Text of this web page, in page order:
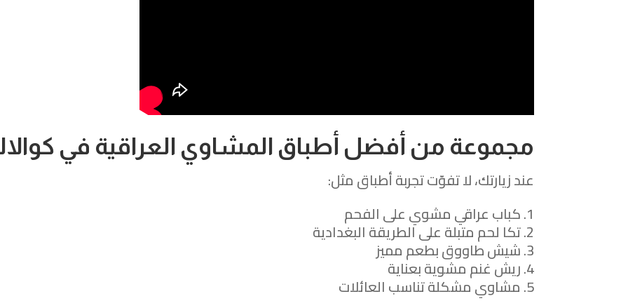
مجموعة من أفضل أطباق المشاوي العراقية في
عند زيارتك، لا تفوّت تجربة أطباق مثل:
كباب عراقي مشوي على الفحم
تكا لحم متبلة على الطريقة البغدادية
شيش طاووق بطعم مميز
ريش غنم مشوية بعناية
مشاوي مشكلة تناسب العائلات